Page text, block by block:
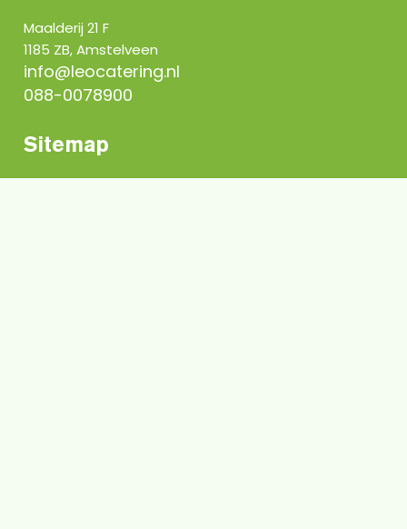
Maalderij 21 F
1185 ZB, Amstelveen
info@leocatering.nl
088-0078900
Sitemap